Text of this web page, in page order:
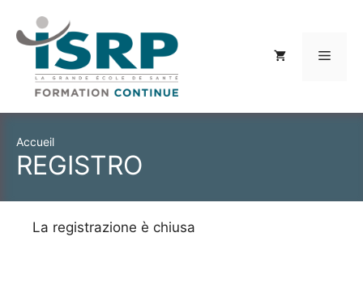
contenuto
Menu
Accueil
REGISTRO
La registrazione è chiusa